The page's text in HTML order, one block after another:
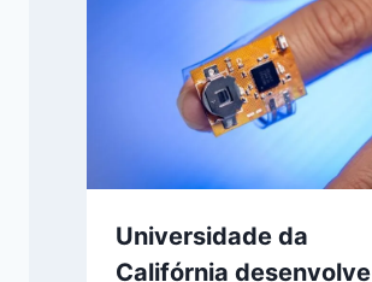
Universidade da
Califórnia desenvolve